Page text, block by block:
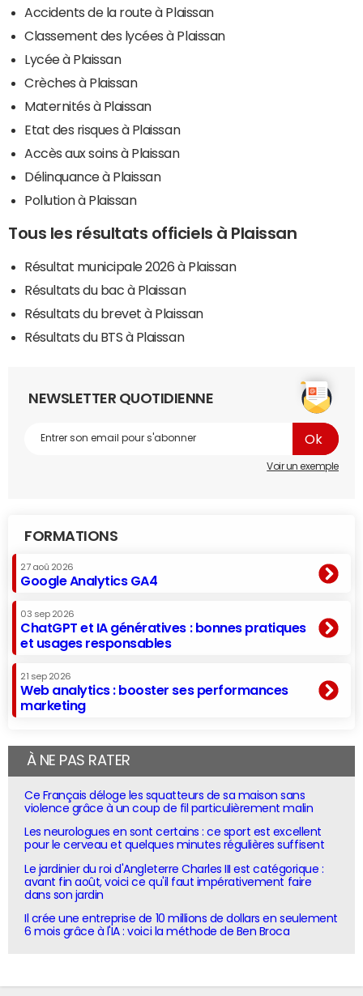
Accidents de la route à Plaissan
Classement des lycées à Plaissan
Lycée à Plaissan
Crèches à Plaissan
Maternités à Plaissan
Etat des risques à Plaissan
Accès aux soins à Plaissan
Délinquance à Plaissan
Pollution à Plaissan
Tous les résultats officiels à Plaissan
Résultat municipale 2026 à Plaissan
Résultats du bac à Plaissan
Résultats du brevet à Plaissan
Résultats du BTS à Plaissan
NEWSLETTER QUOTIDIENNE
Voir un exemple
FORMATIONS
27 aoû 2026
Google Analytics GA4
03 sep 2026
ChatGPT et IA génératives : bonnes pratiques
et usages responsables
21 sep 2026
Web analytics : booster ses performances
marketing
À NE PAS RATER
Ce Français déloge les squatteurs de sa maison sans
violence grâce à un coup de fil particulièrement malin
Les neurologues en sont certains : ce sport est excellent
pour le cerveau et quelques minutes régulières suffisent
Le jardinier du roi d'Angleterre Charles III est catégorique :
avant fin août, voici ce qu'il faut impérativement faire
dans son jardin
Il crée une entreprise de 10 millions de dollars en seulement
6 mois grâce à l'IA : voici la méthode de Ben Broca